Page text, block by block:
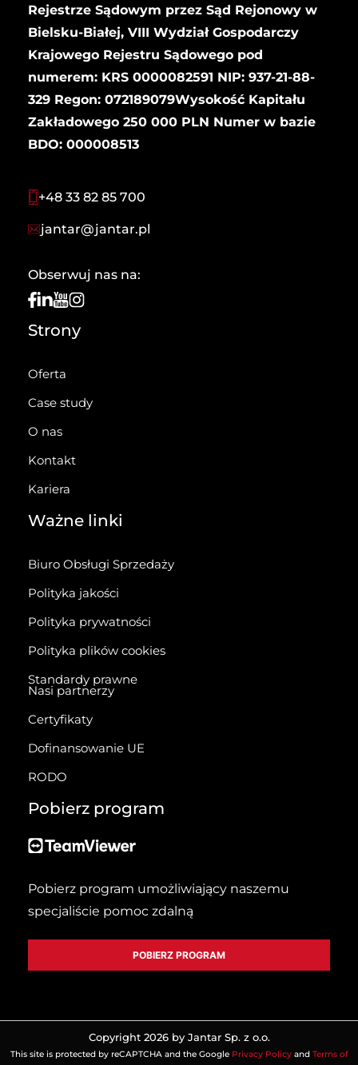
Rejestrze Sądowym przez Sąd Rejonowy w
Bielsku-Białej, VIII Wydział Gospodarczy
Krajowego Rejestru Sądowego pod
numerem: KRS 0000082591 NIP: 937-21-88-
329 Regon: 072189079Wysokość Kapitału
Zakładowego 250 000 PLN Numer w bazie
BDO: 000008513
+48 33 82 85 700
jantar@jantar.pl
Obserwuj nas na:
Strony
Oferta
Case study
O nas
Kontakt
Kariera
Ważne linki
Biuro Obsługi Sprzedaży
Polityka jakości
Polityka prywatności
Polityka plików cookies
Standardy prawne
Nasi partnerzy
Certyfikaty
Dofinansowanie UE
RODO
Pobierz program
Pobierz program umożliwiający naszemu
specjaliście pomoc zdalną
POBIERZ PROGRAM
Copyright 2026 by Jantar Sp. z o.o.
This site is protected by reCAPTCHA and the Google Privacy Policyand Terms of